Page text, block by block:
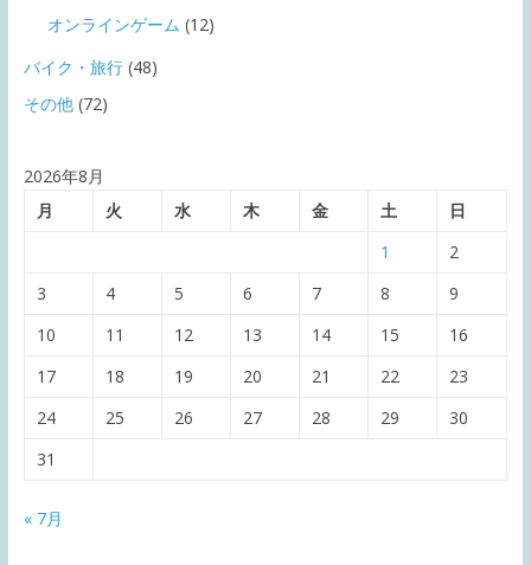
オンラインゲーム (12)
バイク・旅行(48)
その他(72)
2026年8月
月
火 水 木 金 土
日
1
2
3
4 5 6 7 8
9
10
11 12 13 14 15
16
17
18 19 20 21 22
23
24
25 26 27 28 29
30
31
« 7月